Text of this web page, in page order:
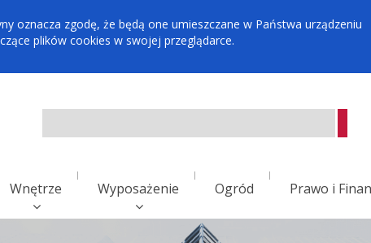
oznacza zgodę, że będą one umieszczane w Państwa urządzeniu
plików cookies w swojej przeglądarce.
Wnętrze Wyposażenie Ogród Prawo i